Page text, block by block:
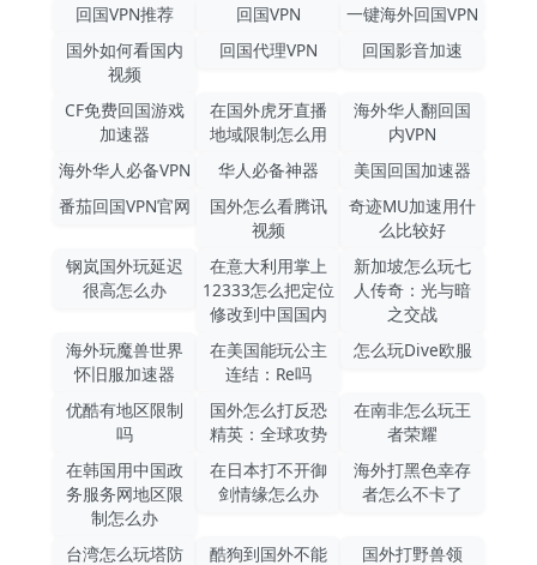
回国VPN推荐
回国VPN
一键海外回国VPN
国外如何看国内
视频
回国代理VPN 回国影音加速
CF免费回国游戏
加速器
在国外虎牙直播
地域限制怎么用
海外华人翻回国
内VPN
海外华人必备VPN
华人必备神器
美国回国加速器
番茄回国VPN官网
国外怎么看腾讯
视频
奇迹MU加速用什
么比较好
钢岚国外玩延迟
很高怎么办
在意大利用掌上
12333怎么把定位
修改到中国国内
新加坡怎么玩七
人传奇：光与暗
之交战
海外玩魔兽世界
怀旧服加速器
在美国能玩公主
连结：Re吗
怎么玩Dive欧服
优酷有地区限制
吗
国外怎么打反恐
精英：全球攻势
在南非怎么玩王
者荣耀
在韩国用中国政
务服务网地区限
制怎么办
在日本打不开御
剑情缘怎么办
海外打黑色幸存
者怎么不卡了
台湾怎么玩塔防 酷狗到国外不能 国外打野兽领